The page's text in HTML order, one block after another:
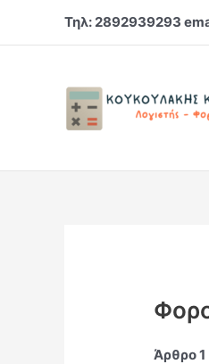
Τηλ: 2892939293
Άρθρο 1